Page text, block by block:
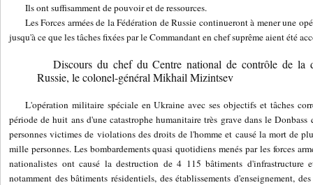
Ils ont suffisamment de pouvoir et de ressources.
Les Forces armées de la Fédération de Russie continueront à mener une
jusqu'à ce que les tâches fixées par le Commandant en chef suprême aient été
Discours du chef du Centre national de contrôle de la
Russie, le colonel-général Mikhail Mizintsev
L'opération militaire spéciale en Ukraine avec ses objectifs et tâches
période de huit ans d'une catastrophe humanitaire très grave dans le
personnes victimes de violations des droits de l'homme et causé la mort de
mille personnes. Les bombardements quasi quotidiens menés par les forces
nationalistes ont causé la destruction de 4 115 bâtiments d'infrastructure
notamment des bâtiments résidentiels, des établissements d'enseignement,